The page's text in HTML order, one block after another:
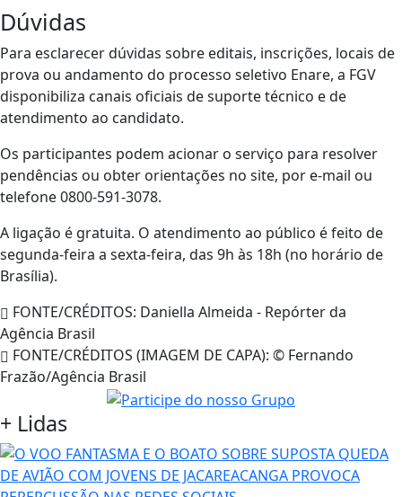
Dúvidas
Para esclarecer dúvidas sobre editais, inscrições, locais de
prova ou andamento do processo seletivo Enare, a FGV
disponibiliza canais oficiais de suporte técnico e de
atendimento ao candidato.
Os participantes podem acionar o serviço para resolver
pendências ou obter orientações no site, por e-mail ou
telefone 0800-591-3078.
A ligação é gratuita. O atendimento ao público é feito de
segunda-feira a sexta-feira, das 9h às 18h (no horário de
Brasília).
FONTE/CRÉDITOS: Daniella Almeida - Repórter da
Agência Brasil
FONTE/CRÉDITOS (IMAGEM DE CAPA): © Fernando
Frazão/Agência Brasil
+ Lidas